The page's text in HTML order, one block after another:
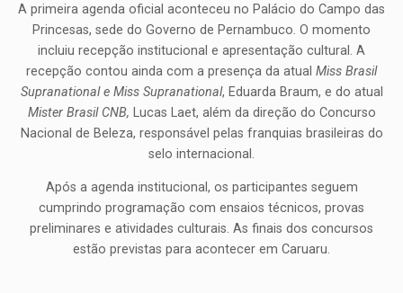
A primeira agenda oficial aconteceu no Palácio do Campo das
Princesas, sede do Governo de Pernambuco. O momento
incluiu recepção institucional e apresentação cultural. A
recepção contou ainda com a presença da atual Miss Brasil
Supranational e Miss Supranational, Eduarda Braum, e do atual
Mister Brasil CNB, Lucas Laet, além da direção do Concurso
Nacional de Beleza, responsável pelas franquias brasileiras do
selo internacional.
Após a agenda institucional, os participantes seguem
cumprindo programação com ensaios técnicos, provas
preliminares e atividades culturais. As finais dos concursos
estão previstas para acontecer em Caruaru.